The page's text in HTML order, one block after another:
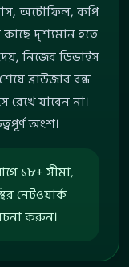
অটোফিল, কপি
দৃশ্যমান হতে
নিজের ডিভাইস
ব্রাউজার বন্ধ
যাবেন না।
অংশ।
১৮+ সীমা,
নেটওয়ার্ক
করুন।